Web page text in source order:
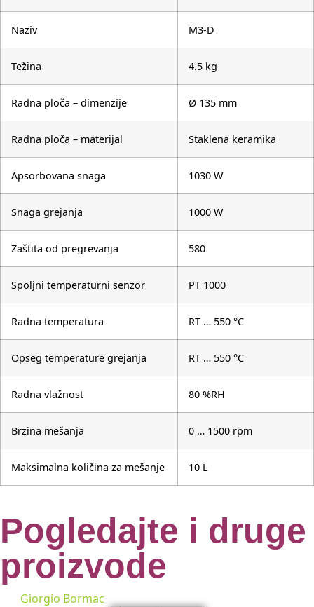
Naziv M3-D
Težina 4.5 kg
Radna ploča – dimenzije Ø 135 mm
Radna ploča – materijal Staklena keramika
Apsorbovana snaga 1030 W
Snaga grejanja 1000 W
Zaštita od pregrevanja 580
Spoljni temperaturni senzor PT 1000
Radna temperatura RT … 550 °C
Opseg temperature grejanja RT … 550 °C
Radna vlažnost 80 %RH
Brzina mešanja 0 … 1500 rpm
Maksimalna količina za mešanje 10 L
Pogledajte i druge
proizvode
Giorgio Bormac